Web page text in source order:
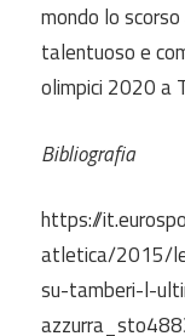
mondo lo
talentuoso e
olimpici 2020 a
Bibliografia
https://
atletica/2015/
su-tamberi-l-